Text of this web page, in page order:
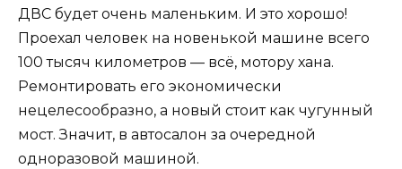
ДВС будет очень маленьким. И это хорошо!
Проехал человек на новенькой машине всего
100 тысяч километров — всё, мотору хана.
Ремонтировать его экономически
нецелесообразно, а новый стоит как чугунный
мост. Значит, в автосалон за очередной
одноразовой машиной.